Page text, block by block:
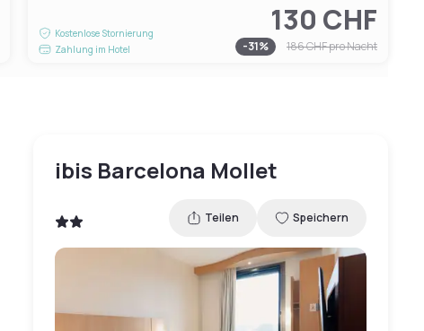
Kostenlose Stornierung
Zahlung im Hotel
130 CHF
-31% 186 CHFpro Nacht
ibis Barcelona Mollet
Teilen Speichern